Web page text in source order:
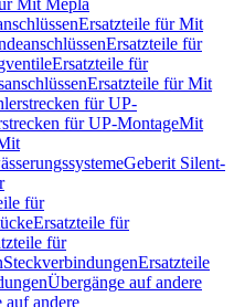
Mit Mepla
Ersatzteile für Mit
Ersatzteile für
Ersatzteile für
Ersatzteile für Mit
für UP-
für UP-MontageMit
Geberit Silent-
für
Ersatzteile für
für
SteckverbindungenErsatzteile
Übergänge auf andere
auf andere